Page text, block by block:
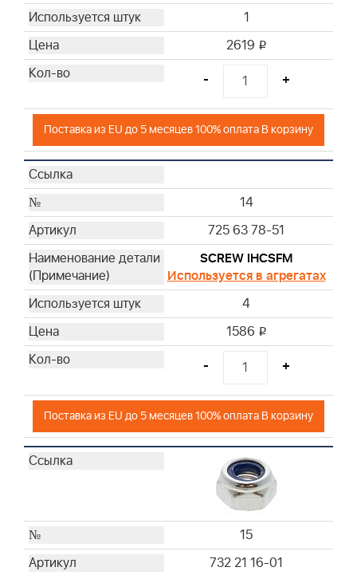
1
2619 i
- +
Поставка из EU до 5 месяцев 100% оплата В корзину
14
725 63 78-51
SCREW IHCSFM
Используется в агрегатах
4
1586 i
- +
Поставка из EU до 5 месяцев 100% оплата В корзину
15
732 21 16-01